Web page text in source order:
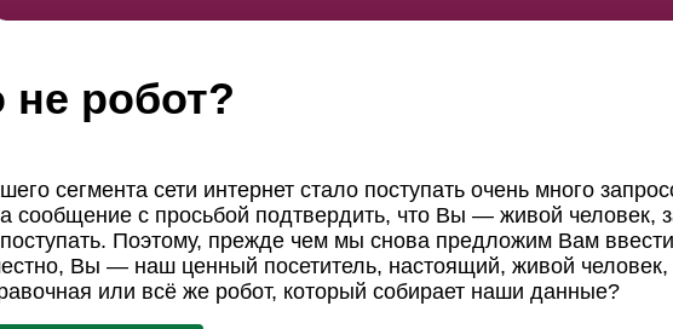
робот?
сегмента сети интернет стало поступать очень много
сообщение с просьбой подтвердить, что Вы — живой человек,
Поэтому, прежде чем мы снова предложим Вам
Вы — наш ценный посетитель, настоящий, живой человек,
или всё же робот, который собирает наши данные?